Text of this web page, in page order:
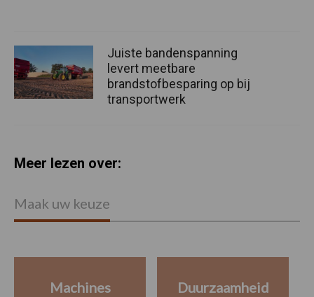
Juiste bandenspanning
levert meetbare
brandstofbesparing op bij
transportwerk
Meer lezen over:
Maak uw keuze
Machines Duurzaamheid